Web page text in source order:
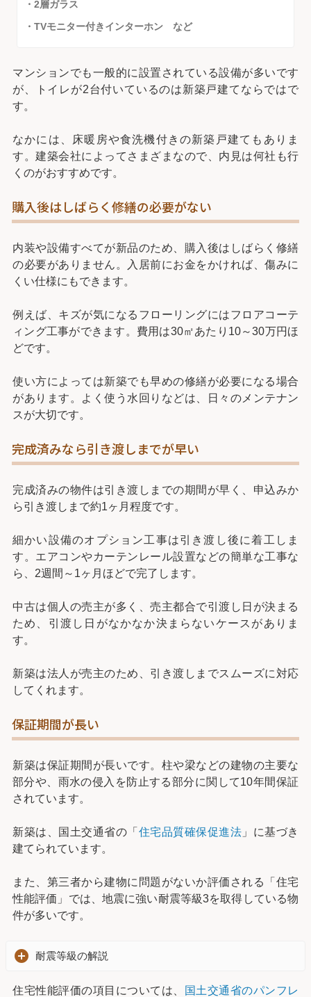
・2層ガラス
・TVモニター付きインターホン など
マンションでも一般的に設置されている設備が多いです
が、トイレが2台付いているのは新築戸建てならではで
す。
なかには、床暖房や食洗機付きの新築戸建てもありま
す。建築会社によってさまざまなので、内見は何社も行
くのがおすすめです。
購入後はしばらく修繕の必要がない
内装や設備すべてが新品のため、購入後はしばらく修繕
の必要がありません。入居前にお金をかければ、傷みに
くい仕様にもできます。
例えば、キズが気になるフローリングにはフロアコーテ
ィング工事ができます。費用は30㎡あたり10～30万円ほ
どです。
使い方によっては新築でも早めの修繕が必要になる場合
があります。よく使う水回りなどは、日々のメンテナン
スが大切です。
完成済みなら引き渡しまでが早い
完成済みの物件は引き渡しまでの期間が早く、申込みか
ら引き渡しまで約1ヶ月程度です。
細かい設備のオプション工事は引き渡し後に着工しま
す。エアコンやカーテンレール設置などの簡単な工事な
ら、2週間～1ヶ月ほどで完了します。
中古は個人の売主が多く、売主都合で引渡し日が決まる
ため、引渡し日がなかなか決まらないケースがありま
す。
新築は法人が売主のため、引き渡しまでスムーズに対応
してくれます。
保証期間が長い
新築は保証期間が長いです。柱や梁などの建物の主要な
部分や、雨水の侵入を防止する部分に関して10年間保証
されています。
新築は、国土交通省の「 住宅品質確保促進法 」に基づき
建てられています。
また、第三者から建物に問題がないか評価される「住宅
性能評価」では、地震に強い耐震等級3を取得している物
件が多いです。
耐震等級の解説
住宅性能評価の項目については、
国土交通省のパンフレ